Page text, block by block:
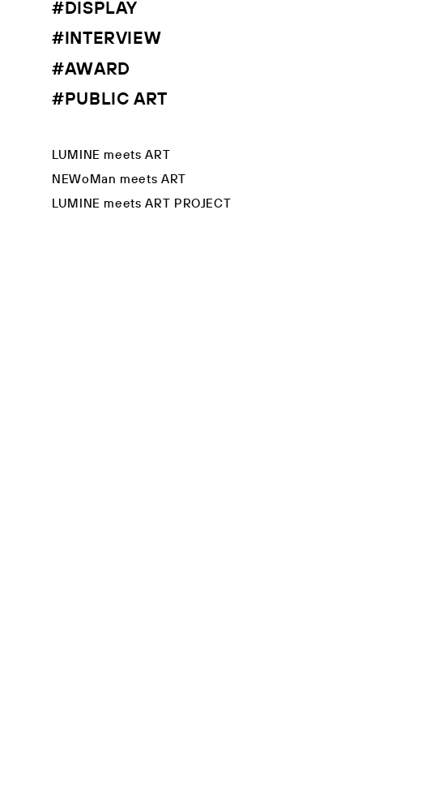
#DISPLAY
#INTERVIEW
#AWARD
#PUBLIC ART
LUMINE meets ART
NEWoMan meets ART
LUMINE meets ART PROJECT